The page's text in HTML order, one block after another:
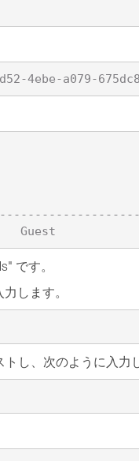
です。
します。
し、次のように入力